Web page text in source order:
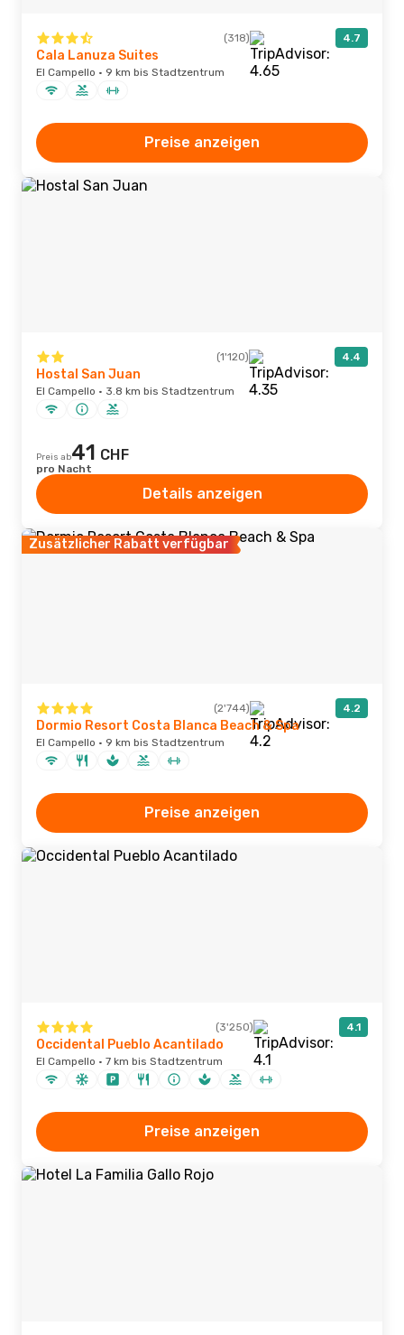
(318) 4.7
Cala Lanuza Suites
El Campello · 9 km bis Stadtzentrum
Preise anzeigen
(1'120) 4.4
Hostal San Juan
El Campello · 3.8 km bis Stadtzentrum
Preis ab41 CHF
pro Nacht
Details anzeigen
Zusätzlicher Rabatt verfügbar
(2'744) 4.2
Dormio Resort Costa Blanca Beach & Spa
El Campello · 9 km bis Stadtzentrum
Preise anzeigen
(3'250) 4.1
Occidental Pueblo Acantilado
El Campello · 7 km bis Stadtzentrum
Preise anzeigen